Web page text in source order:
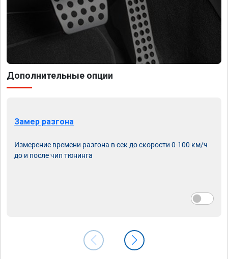
Дополнительные опции
Замер разгона
Измерение времени разгона в сек до скорости 0-100 км/ч
до и после чип тюнинга